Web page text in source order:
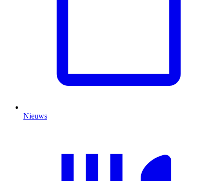
Nieuws